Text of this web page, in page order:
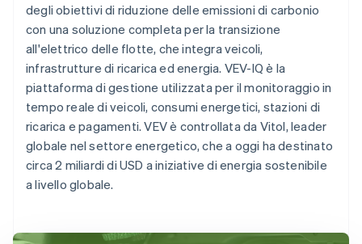
degli obiettivi di riduzione delle emissioni di carbonio
con una soluzione completa per la transizione
all'elettrico delle flotte, che integra veicoli,
infrastrutture di ricarica ed energia. VEV-IQ è la
piattaforma di gestione utilizzata per il monitoraggio in
tempo reale di veicoli, consumi energetici, stazioni di
ricarica e pagamenti. VEV è controllata da Vitol, leader
globale nel settore energetico, che a oggi ha destinato
circa 2 miliardi di USD a iniziative di energia sostenibile
a livello globale.